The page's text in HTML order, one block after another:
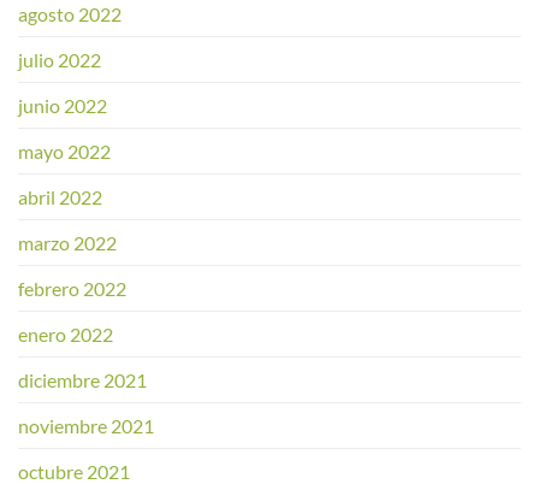
agosto 2022
julio 2022
junio 2022
mayo 2022
abril 2022
marzo 2022
febrero 2022
enero 2022
diciembre 2021
noviembre 2021
octubre 2021